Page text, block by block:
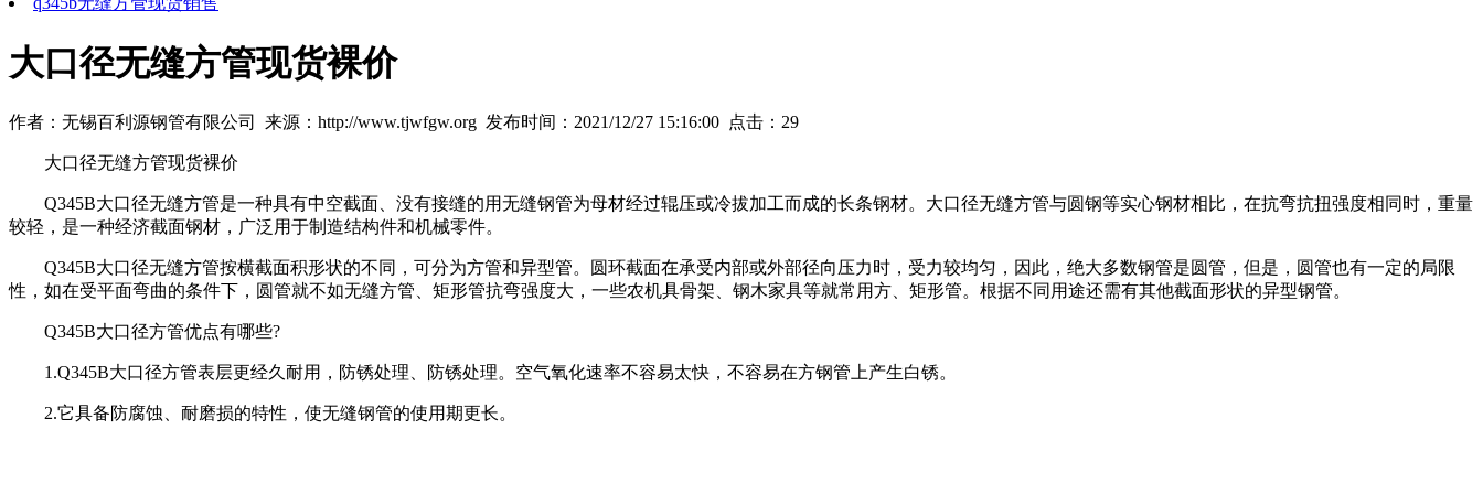
大口径无缝方管现货裸价
作者：无锡百利源钢管有限公司 来源：http://www.tjwfgw.org 发布时间：2021/12/27 15:16:00 点击： 29
大口径无缝方管现货裸价
Q345B大口径无缝方管是一种具有中空截面、没有接缝的用无缝钢管为母材经过辊压或冷拔加工而成的长条钢材。大口径无缝方管与圆钢等实心钢材相比，在抗弯抗扭强度相同时，重量
较轻，是一种经济截面钢材，广泛用于制造结构件和机械零件。
Q345B大口径无缝方管按横截面积形状的不同，可分为方管和异型管。圆环截面在承受内部或外部径向压力时，受力较均匀，因此，绝大多数钢管是圆管，但是，圆管也有一定的局限
性，如在受平面弯曲的条件下，圆管就不如无缝方管、矩形管抗弯强度大，一些农机具骨架、钢木家具等就常用方、矩形管。根据不同用途还需有其他截面形状的异型钢管。
Q345B大口径方管优点有哪些?
1.Q345B大口径方管表层更经久耐用，防锈处理、防锈处理。空气氧化速率不容易太快，不容易在方钢管上产生白锈。
2.它具备防腐蚀、耐磨损的特性，使无缝钢管的使用期更长。